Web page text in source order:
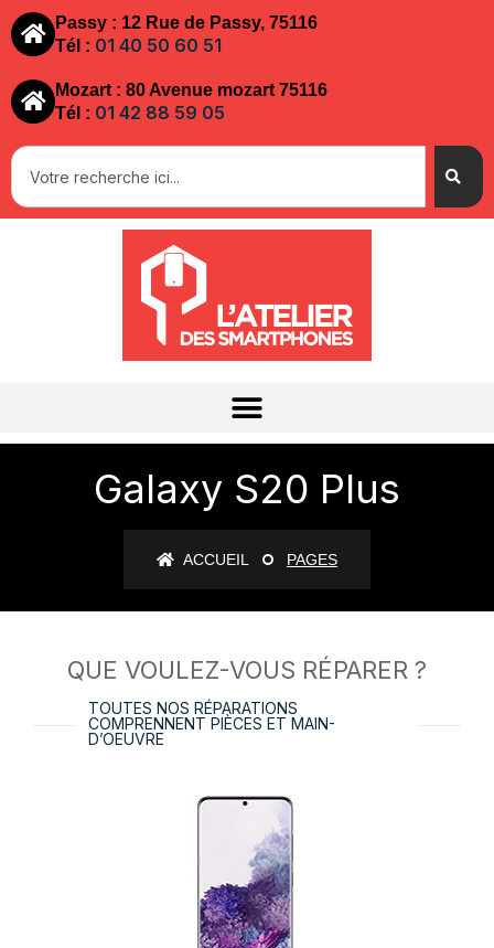
Passy : 12 Rue de Passy, 75116
Tél : 01 40 50 60 51
Mozart : 80 Avenue mozart 75116
Tél : 01 42 88 59 05
Galaxy S20 Plus
ACCUEIL PAGES
QUE VOULEZ-VOUS RÉPARER ?
TOUTES NOS RÉPARATIONS
COMPRENNENT PIÈCES ET MAIN-
D’OEUVRE